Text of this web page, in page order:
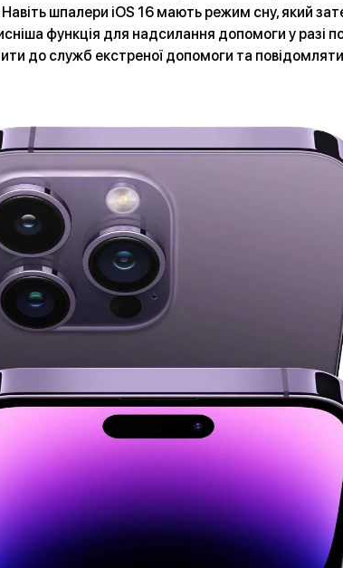
шпалери iOS 16 мають режим сну, який
функція для надсилання допомоги у разі
до служб екстреної допомоги та